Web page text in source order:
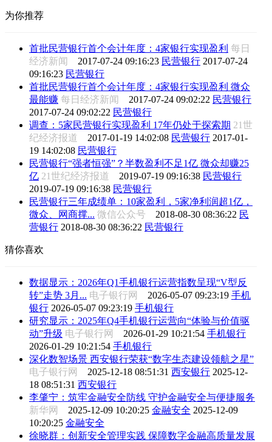
为你推荐
首批民营银行首个会计年度：4家银行实现盈利 每日
经济新闻 2017-07-24 09:16:23 民营银行 2017-07-24
09:16:23 民营银行
首批民营银行首个会计年度：4家银行实现盈利 微众
最能赚 每日经济新闻 2017-07-24 09:02:22 民营银行
2017-07-24 09:02:22 民营银行
调查：5家民营银行实现盈利 17年仍处于探索期 21世
纪经济报道 2017-01-19 14:02:08 民营银行 2017-01-
19 14:02:08 民营银行
民营银行“强者恒强”？半数盈利不足1亿 微众却赚25
亿 21世纪经济报道 2019-07-19 09:16:38 民营银行
2019-07-19 09:16:38 民营银行
民营银行三年成绩单：10家盈利，5家净利润超1亿，
微众、网商撑... 微信公众号 2018-08-30 08:36:22 民
营银行 2018-08-30 08:36:22 民营银行
猜你喜欢
数据显示：2026年Q1手机银行运营指数呈现“V型反
转”走势 3月... 电子银行网 2026-05-07 09:23:19 手机
银行 2026-05-07 09:23:19 手机银行
研究显示：2025年Q4手机银行运营向“体验与价值驱
动”升级 电子银行网 2026-01-29 10:21:54 手机银行
2026-01-29 10:21:54 手机银行
深化数智场景 西安银行荣获“数字生态建设领航之星”
电子银行网 2025-12-18 08:51:31 西安银行 2025-12-
18 08:51:31 西安银行
李肇宁：筑牢金融安全防线 守护金融安全与便捷服务
新华网 2025-12-09 10:20:25 金融安全 2025-12-09
10:20:25 金融安全
徐晓群：创新安全管理实践 保障数字金融高质量发展